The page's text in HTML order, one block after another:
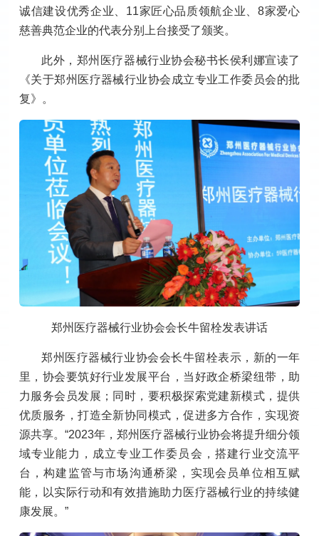
诚信建设优秀企业、11家匠心品质领航企业、8家爱心
慈善典范企业的代表分别上台接受了颁奖。
此外，郑州医疗器械行业协会秘书长侯利娜宣读了
《关于郑州医疗器械行业协会成立专业工作委员会的批
复》。
郑州医疗器械行业协会会长牛留栓发表讲话
郑州医疗器械行业协会会长牛留栓表示，新的一年
里，协会要筑好行业发展平台，当好政企桥梁纽带，助
力服务会员发展；同时，要积极探索党建新模式，提供
优质服务，打造全新协同模式，促进多方合作，实现资
源共享。“2023年，郑州医疗器械行业协会将提升细分领
域专业能力，成立专业工作委员会，搭建行业交流平
台，构建监管与市场沟通桥梁，实现会员单位相互赋
能，以实际行动和有效措施助力医疗器械行业的持续健
康发展。”